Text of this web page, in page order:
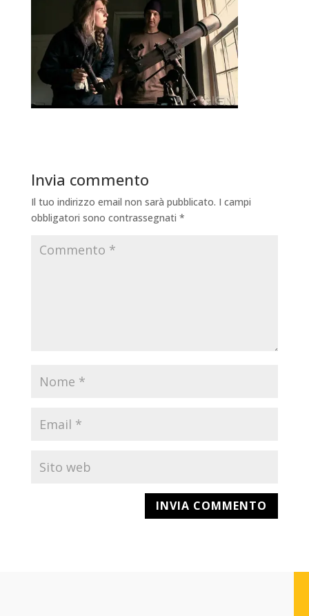
Invia commento
Il tuo indirizzo email non sarà pubblicato. I campi
obbligatori sono contrassegnati *